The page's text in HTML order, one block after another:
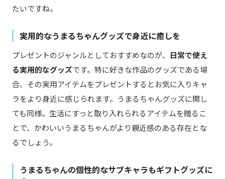
たいですね。
実用的なうまるちゃんグッズで身近に癒しを
プレゼントのジャンルとしておすすめなのが、 日常で使え
る実用的なグッズです。特に好きな作品のグッズである場
合、その実用アイテムをプレゼントするとお気に入りキャ
ラをより身近に感じられます。うまるちゃんグッズに関し
ても同様。生活にすっと取り入れられるアイテムを贈るこ
とで、かわいいうまるちゃんがより親近感のある存在とな
るでしょう。
うまるちゃんの個性的なサブキャラもギフトグッズに